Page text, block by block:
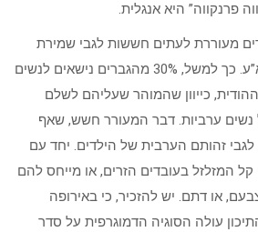
פרנקווה” היא אנגלית.
מעוררת לעתים חששות לגבי שמירת
זהותה התרבותית של אא”ע. כך למשל, 30% מהגברים נישאים לנשים
כייוון שהמוהר שעליהם לשלם
נשים ערביות. דבר המעורר חשש, שאף
לגבי זהותם הערבית של הילדים. יחד עם
קל המזלזל בעובדים הזרים, או מייחס להם
או דתם. יש להזכיר, כי באירופה
עולה הסוגיה הדמוגרפית על סדר